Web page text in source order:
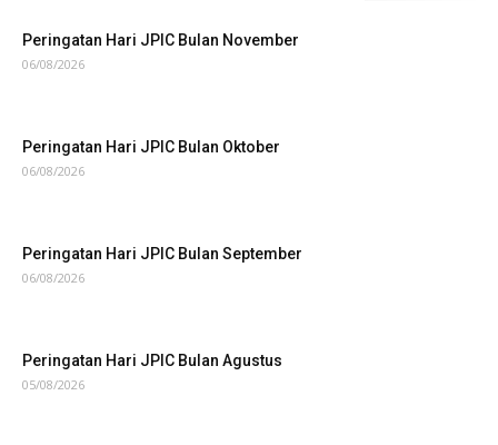
Peringatan Hari JPIC Bulan November
06/08/2026
Peringatan Hari JPIC Bulan Oktober
06/08/2026
Peringatan Hari JPIC Bulan September
06/08/2026
Peringatan Hari JPIC Bulan Agustus
05/08/2026